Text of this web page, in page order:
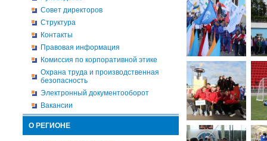
Совет директоров
Структура
Контакты
Правовая информация
Комиссия по корпоративной этике
Охрана труда и производственная
безопасность
Электронный документооборот
Вакансии
О РЕГИОНЕ